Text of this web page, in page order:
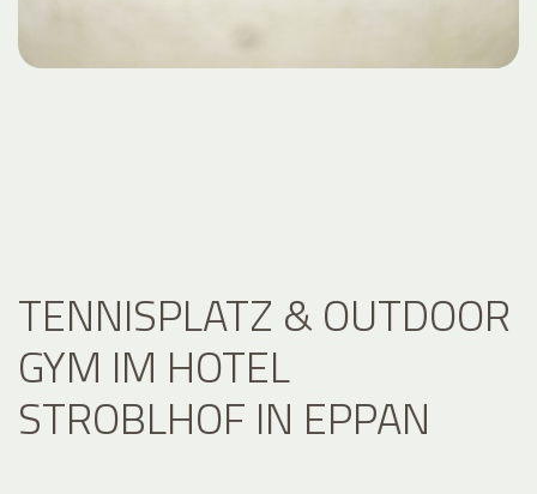
TENNISPLATZ & OUTDOOR
GYM IM HOTEL
STROBLHOF IN EPPAN